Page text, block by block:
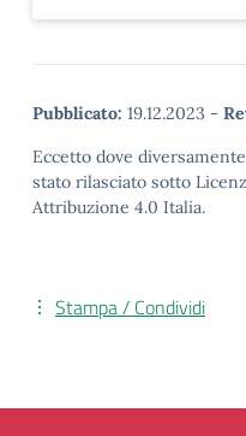
Pubblicato: 19.12.2023 -
Eccetto dove
stato rilasciato sotto
Attribuzione 4.0 Italia.
Stampa / Condividi